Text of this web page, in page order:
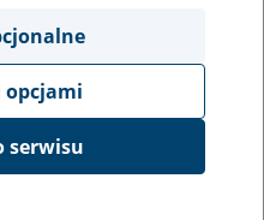
MARKO sp. z o.o., Olsztyn
opcjami
serwisu